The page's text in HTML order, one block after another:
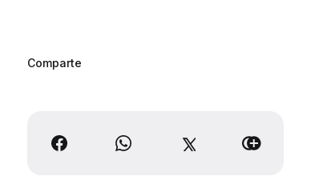
Comparte